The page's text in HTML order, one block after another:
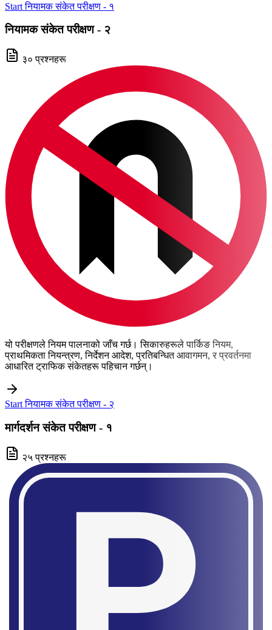
Start नियामक संकेत परीक्षण - १
नियामक संकेत परीक्षण - २
३० प्रश्नहरू
यो परीक्षणले नियम पालनाको जाँच गर्छ। सिकारुहरूले पार्किङ नियम,
प्राथमिकता नियन्त्रण, निर्देशन आदेश, प्रतिबन्धित आवागमन, र प्रवर्तनमा
आधारित ट्राफिक संकेतहरू पहिचान गर्छन्।
Start नियामक संकेत परीक्षण - २
मार्गदर्शन संकेत परीक्षण - १
२५ प्रश्नहरू